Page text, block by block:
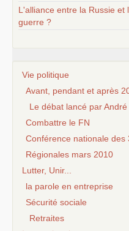
L'alliance entre la Russie
guerre ?
Vie politique
Avant, pendant et après
Le débat lancé par André
Combattre le FN
Conférence nationale des
Régionales mars 2010
Lutter, Unir...
la parole en entreprise
Sécurité sociale
Retraites